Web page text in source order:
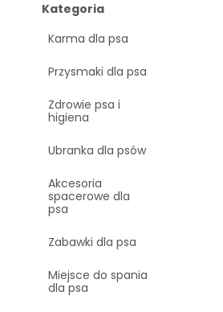
Kategoria
Karma dla psa
Przysmaki dla psa
Zdrowie psa i
higiena
Ubranka dla psów
Akcesoria
spacerowe dla
psa
Zabawki dla psa
Miejsce do spania
dla psa